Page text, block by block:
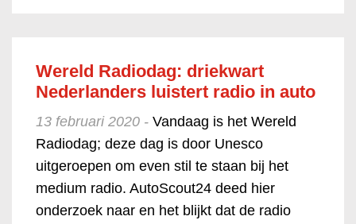
Wereld Radiodag: driekwart
Nederlanders luistert radio in auto
13 februari 2020 - Vandaag is het Wereld
Radiodag; deze dag is door Unesco
uitgeroepen om even stil te staan bij het
medium radio. AutoScout24 deed hier
onderzoek naar en het blijkt dat de radio